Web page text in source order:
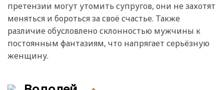
претензии могут утомить супругов, они не захотят
меняться и бороться за своё счастье. Также
различие обусловлено склонностью мужчины к
постоянным фантазиям, что напрягает серьёзную
женщину.